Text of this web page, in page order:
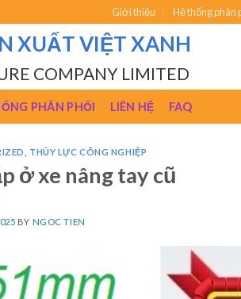
Giới thiệu Hệ thống phân
XUẤT VIỆT XANH
COMPANY LIMITED
PHÂN PHỐI LIÊN HỆ FAQ
THỦY LỰC CÔNG NGHIỆP
ở xe nâng tay cũ
BY NGOC TIEN